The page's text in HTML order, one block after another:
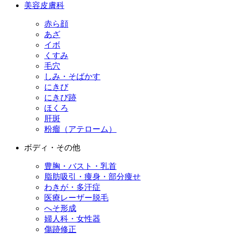
美容皮膚科
赤ら顔
あざ
イボ
くすみ
毛穴
しみ・そばかす
にきび
にきび跡
ほくろ
肝斑
粉瘤（アテローム）
ボディ・その他
豊胸・バスト・乳首
脂肪吸引・痩身・部分痩せ
わきが・多汗症
医療レーザー脱毛
へそ形成
婦人科・女性器
傷跡修正